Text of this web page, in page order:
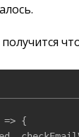
=> {